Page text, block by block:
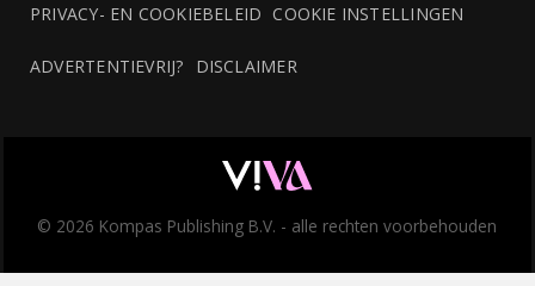
PRIVACY- EN COOKIEBELEID COOKIE INSTELLINGEN
ADVERTENTIEVRIJ? DISCLAIMER
© 2026 Kompas Publishing B.V. - alle rechten voorbehouden